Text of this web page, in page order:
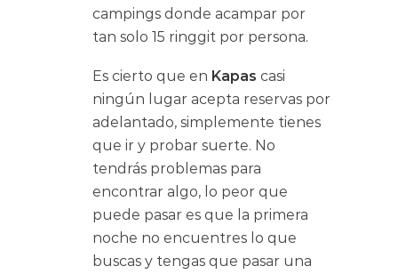
campings donde acampar por
tan solo 15 ringgit por persona.
Es cierto que en Kapas casi
ningún lugar acepta reservas por
adelantado, simplemente tienes
que ir y probar suerte. No
tendrás problemas para
encontrar algo, lo peor que
puede pasar es que la primera
noche no encuentres lo que
buscas y tengas que pasar una